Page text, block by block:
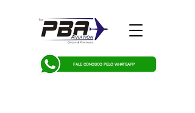
FALE CONOSCO PELO WHATSAPP